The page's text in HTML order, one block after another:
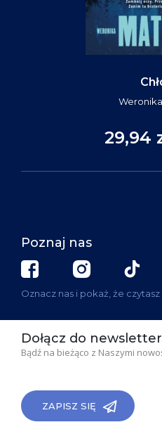
29,94
Poznaj nas
Oznacz nas i pokaż, że czytasz
Dołącz do
Bądź na bieżąco z Naszymi
ZAPISZ SIĘ